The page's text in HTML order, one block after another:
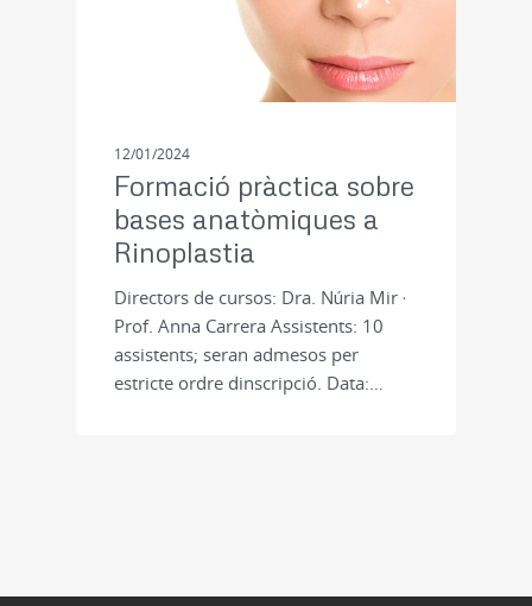
12/01/2024
Formació pràctica sobre
bases anatòmiques a
Rinoplastia
Directors de cursos: Dra. Núria Mir ·
Prof. Anna Carrera Assistents: 10
assistents; seran admesos per
estricte ordre dinscripció. Data:…